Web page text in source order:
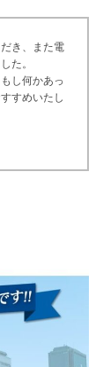
き、また電
た。
し何かあっ
すめいたし